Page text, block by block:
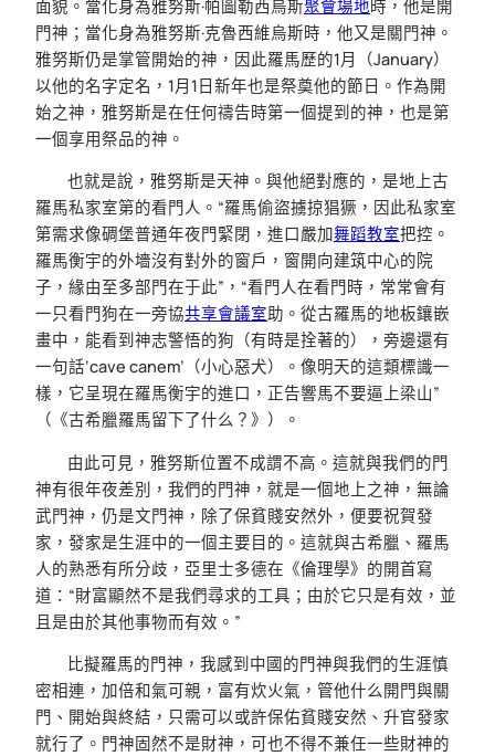
面貌。當化身為雅努斯·帕圖勒西烏斯聚會場地時，他是開
門神；當化身為雅努斯·克魯西維烏斯時，他又是關門神。
雅努斯仍是掌管開始的神，因此羅馬歷的1月（January）
以他的名字定名，1月1日新年也是祭奠他的節日。作為開
始之神，雅努斯是在任何禱告時第一個提到的神，也是第
一個享用祭品的神。
也就是說，雅努斯是天神。與他絕對應的，是地上古
羅馬私家室第的看門人。“羅馬偷盜擄掠猖獗，因此私家室
第需求像碉堡普通年夜門緊閉，進口嚴加舞蹈教室把控。
羅馬衡宇的外墻沒有對外的窗戶，窗開向建筑中心的院
子，緣由至多部門在于此”，“看門人在看門時，常常會有
一只看門狗在一旁協共享會議室助。從古羅馬的地板鑲嵌
畫中，能看到神志警悟的狗（有時是拴著的），旁邊還有
一句話‘cave canem’（小心惡犬）。像明天的這類標識一
樣，它呈現在羅馬衡宇的進口，正告響馬不要逼上梁山”
（《古希臘羅馬留下了什么？》）。
由此可見，雅努斯位置不成謂不高。這就與我們的門
神有很年夜差別，我們的門神，就是一個地上之神，無論
武門神，仍是文門神，除了保貧賤安然外，便要祝賀發
家，發家是生涯中的一個主要目的。這就與古希臘、羅馬
人的熟悉有所分歧，亞里士多德在《倫理學》的開首寫
道：“財富顯然不是我們尋求的工具；由於它只是有效，並
且是由於其他事物而有效。”
比擬羅馬的門神，我感到中國的門神與我們的生涯慎
密相連，加倍和氣可親，富有炊火氣，管他什么開門與關
門、開始與終結，只需可以或許保佑貧賤安然、升官發家
就行了。門神固然不是財神，可也不得不兼任一些財神的